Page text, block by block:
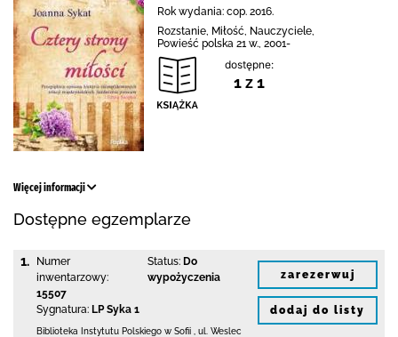
Rok wydania: cop. 2016.
Rozstanie, Miłość, Nauczyciele,
Powieść polska 21 w., 2001-
dostępne:
1 z 1
Więcej informacji
Dostępne egzemplarze
1.
Numer
inwentarzowy:
15507
Sygnatura: LP Syka 1
Status: Do
wypożyczenia
Biblioteka Instytutu Polskiego w Sofii
ul. Weslec
zarezerwuj
dodaj do listy